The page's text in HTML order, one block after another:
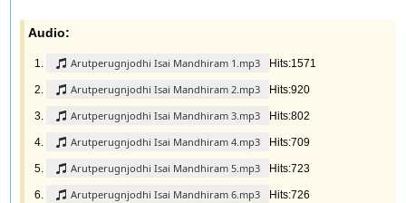
Audio:
Arutperugnjodhi Isai Mandhiram 1.mp3 Hits:1571
Arutperugnjodhi Isai Mandhiram 2.mp3 Hits:920
Arutperugnjodhi Isai Mandhiram 3.mp3 Hits:802
Arutperugnjodhi Isai Mandhiram 4.mp3 Hits:709
Arutperugnjodhi Isai Mandhiram 5.mp3 Hits:723
Arutperugnjodhi Isai Mandhiram 6.mp3 Hits:726